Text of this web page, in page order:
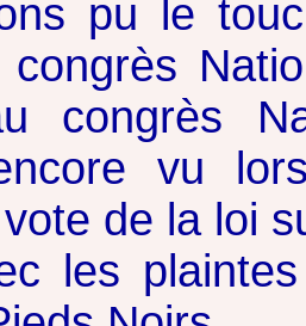
pu le
congrès
congrès
encore vu
de la loi
les